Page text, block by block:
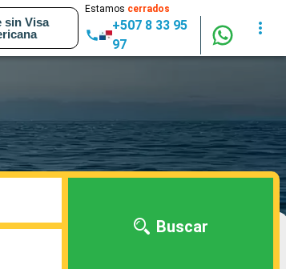
sin Visa
Estamos cerrados
+507 8 33 95
97
Buscar